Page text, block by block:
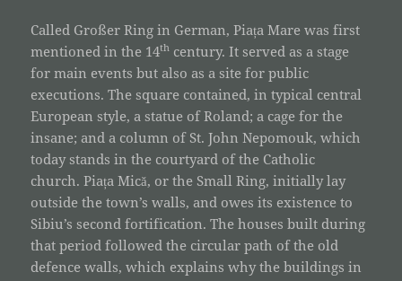
Called Großer Ring in German, Piața Mare was first
mentioned in the 14th century. It served as a stage
for main events but also as a site for public
executions. The square contained, in typical central
European style, a statue of Roland; a cage for the
insane; and a column of St. John Nepomouk, which
today stands in the courtyard of the Catholic
church. Piața Mică, or the Small Ring, initially lay
outside the town’s walls, and owes its existence to
Sibiu’s second fortification. The houses built during
that period followed the circular path of the old
defence walls, which explains why the buildings in